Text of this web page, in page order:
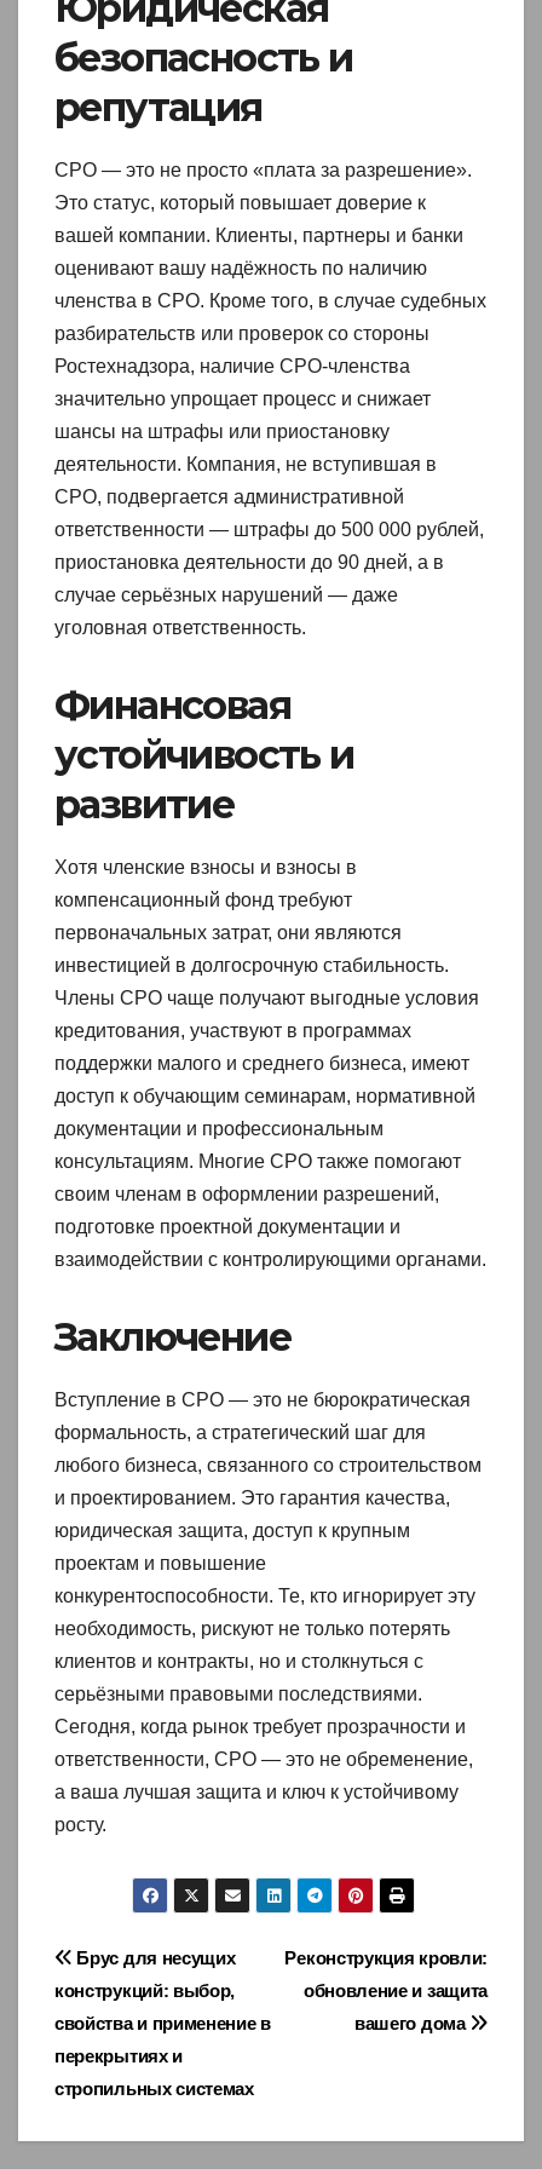
безопасность и
репутация
СРО — это не просто «плата за разрешение».
Это статус, который повышает доверие к
вашей компании. Клиенты, партнеры и банки
оценивают вашу надёжность по наличию
членства в СРО. Кроме того, в случае судебных
разбирательств или проверок со стороны
Ростехнадзора, наличие СРО-членства
значительно упрощает процесс и снижает
шансы на штрафы или приостановку
деятельности. Компания, не вступившая в
СРО, подвергается административной
ответственности — штрафы до 500 000 рублей,
приостановка деятельности до 90 дней, а в
случае серьёзных нарушений — даже
уголовная ответственность.
Финансовая
устойчивость и
развитие
Хотя членские взносы и взносы в
компенсационный фонд требуют
первоначальных затрат, они являются
инвестицией в долгосрочную стабильность.
Члены СРО чаще получают выгодные условия
кредитования, участвуют в программах
поддержки малого и среднего бизнеса, имеют
доступ к обучающим семинарам, нормативной
документации и профессиональным
консультациям. Многие СРО также помогают
своим членам в оформлении разрешений,
подготовке проектной документации и
взаимодействии с контролирующими органами.
Заключение
Вступление в СРО — это не бюрократическая
формальность, а стратегический шаг для
любого бизнеса, связанного со строительством
и проектированием. Это гарантия качества,
юридическая защита, доступ к крупным
проектам и повышение
конкурентоспособности. Те, кто игнорирует эту
необходимость, рискуют не только потерять
клиентов и контракты, но и столкнуться с
серьёзными правовыми последствиями.
Сегодня, когда рынок требует прозрачности и
ответственности, СРО — это не обременение,
а ваша лучшая защита и ключ к устойчивому
росту.
Навигация
по
записям
Реконструкция кровли:
обновление и защита
вашего дома
Брус для несущих
конструкций: выбор,
свойства и применение в
перекрытиях и
стропильных системах